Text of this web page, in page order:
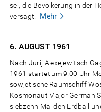
sei, die Bevölkerung in der
versagt.
Mehr
6. AUGUST 1961
Nach Jurij Alexejewitsch
1961 startet um 9.00 Uhr
sowjetische Raumschiff
Kosmonaut Major German
siebzehn Mal den Erdball